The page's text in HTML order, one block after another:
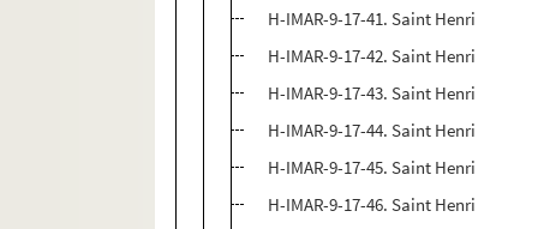
H-IMAR-9-17-41. Saint Henri
H-IMAR-9-17-42. Saint Henri
H-IMAR-9-17-43. Saint Henri
H-IMAR-9-17-44. Saint Henri
H-IMAR-9-17-45. Saint Henri
H-IMAR-9-17-46. Saint Henri